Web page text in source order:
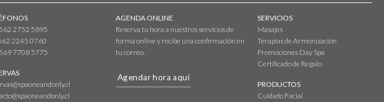
2752 5895
2245 0760
7708 5775
AGENDA ONLINE
Reserva tu hora a nuestros servicios de
forma online y recibe una confirmación en
tu correo.
Agendar hora aquí
SERVICIOS
Masajes
Terapias de Armonización
Promociones Day Spa
Certificado de Regalo
PRODUCTOS
Cuidado Facial